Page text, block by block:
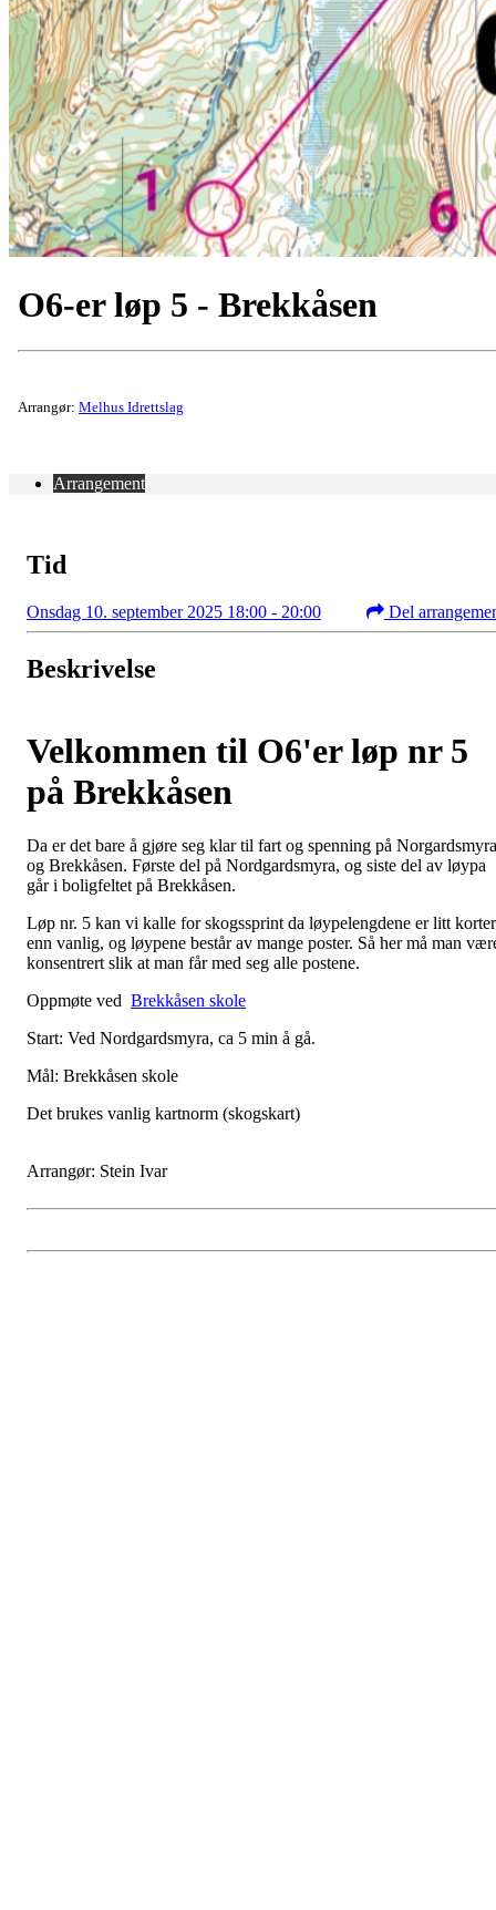
O6-er løp 5 - Brekkåsen
Arrangør: Melhus Idrettslag
Arrangement
Tid
Onsdag 10. september 2025 18:00 - 20:00 Del
Beskrivelse
Velkommen til O6'er løp nr 5
på Brekkåsen
Da er det bare å gjøre seg klar til fart og spenning på Norgardsmyra
og Brekkåsen. Første del på Nordgardsmyra, og siste del av løypa
går i boligfeltet på Brekkåsen.
Løp nr. 5 kan vi kalle for skogssprint da løypelengdene er litt
enn vanlig, og løypene består av mange poster. Så her må man
konsentrert slik at man får med seg alle postene.
Oppmøte ved Brekkåsen skole
Start: Ved Nordgardsmyra, ca 5 min å gå.
Mål: Brekkåsen skole
Det brukes vanlig kartnorm (skogskart)
Arrangør: Stein Ivar